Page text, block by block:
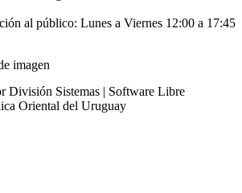
al público: Lunes a Viernes 12:00 a 17:45
División Sistemas | Software Libre
Oriental del Uruguay